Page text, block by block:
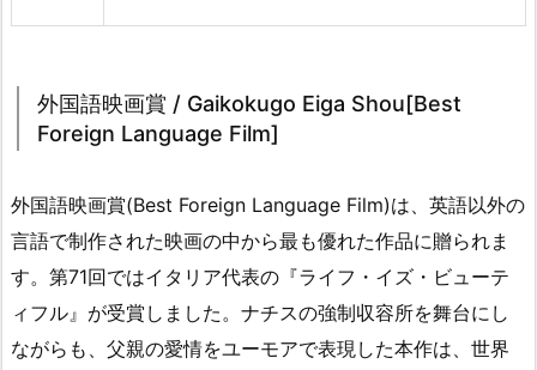
外国語映画賞 / Gaikokugo Eiga Shou[Best
Foreign Language Film]
外国語映画賞(Best Foreign Language Film)は、英語以外の
言語で制作された映画の中から最も優れた作品に贈られま
す。第71回ではイタリア代表の『ライフ・イズ・ビューテ
ィフル』が受賞しました。ナチスの強制収容所を舞台にし
ながらも、父親の愛情をユーモアで表現した本作は、世界